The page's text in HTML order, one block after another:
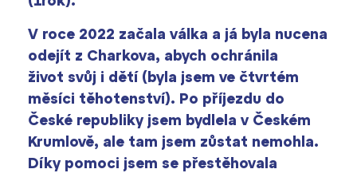
Harmonogram školního roku
Termíny maturit
V roce 2022 začala válka a já byla nucena
odejít z Charkova, abych ochránila
život svůj i dětí (byla jsem ve čtvrtém
měsíci těhotenství). Po příjezdu do
České republiky jsem bydlela v Českém
Krumlově, ale tam jsem zůstat nemohla.
Díky pomoci jsem se přestěhovala